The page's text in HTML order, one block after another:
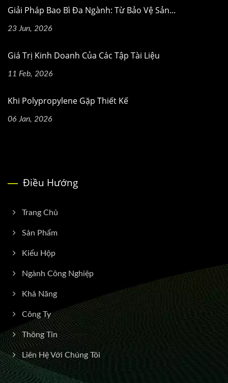
Giải Pháp Bao Bì Đa Ngành: Từ Bảo Vệ Sản...
23 Jun, 2026
Giá Trị Kinh Doanh Của Các Tập Tài Liệu
11 Feb, 2026
Khi Polypropylene Gặp Thiết Kế
06 Jan, 2026
Điều Hướng
Trang Chủ
Sản Phẩm
Kiểu Hộp
Ngành Công Nghiệp
Khả Năng
Công Ty
Thông Tin
Liên Hệ Với Chúng Tôi